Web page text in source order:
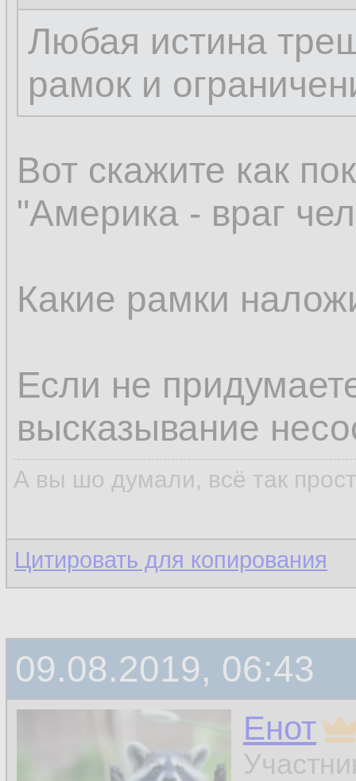
Любая истина
рамок и
Вот скажите как
"Америка - враг
Какие рамки
Если не
высказывание
А вы шо думали, всё так
Цитировать для копирования
09.08.2019, 06:43
Енот